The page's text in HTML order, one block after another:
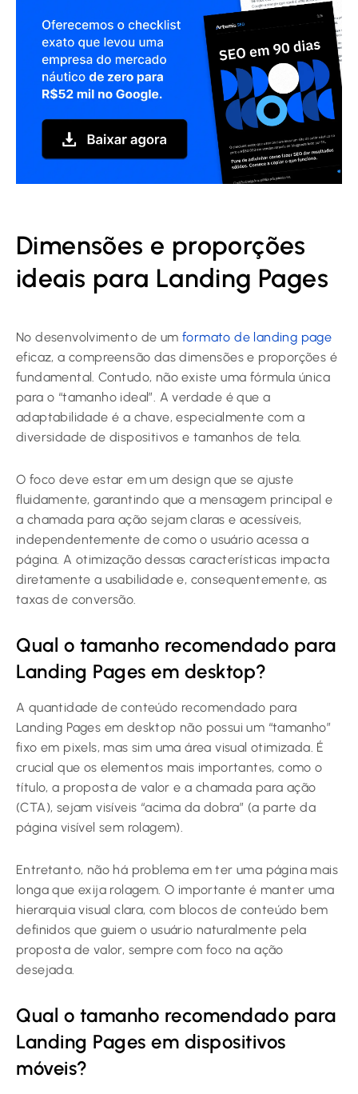
Dimensões e proporções
ideais para Landing Pages
No desenvolvimento de um formato de landing page
eficaz, a compreensão das dimensões e proporções é
fundamental. Contudo, não existe uma fórmula única
para o “tamanho ideal”. A verdade é que a
adaptabilidade é a chave, especialmente com a
diversidade de dispositivos e tamanhos de tela.
O foco deve estar em um design que se ajuste
fluidamente, garantindo que a mensagem principal e
a chamada para ação sejam claras e acessíveis,
independentemente de como o usuário acessa a
página. A otimização dessas características impacta
diretamente a usabilidade e, consequentemente, as
taxas de conversão.
Qual o tamanho recomendado para
Landing Pages em desktop?
A quantidade de conteúdo recomendado para
Landing Pages em desktop não possui um “tamanho”
fixo em pixels, mas sim uma área visual otimizada. É
crucial que os elementos mais importantes, como o
título, a proposta de valor e a chamada para ação
(CTA), sejam visíveis “acima da dobra” (a parte da
página visível sem rolagem).
Entretanto, não há problema em ter uma página mais
longa que exija rolagem. O importante é manter uma
hierarquia visual clara, com blocos de conteúdo bem
definidos que guiem o usuário naturalmente pela
proposta de valor, sempre com foco na ação
desejada.
Qual o tamanho recomendado para
Landing Pages em dispositivos
móveis?